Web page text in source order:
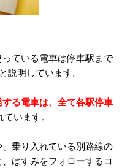
ている電車は停車駅まで
説明しています。
る電車は、全て各駅停車
ています。
乗り入れている別路線の
はすみをフォローするコ